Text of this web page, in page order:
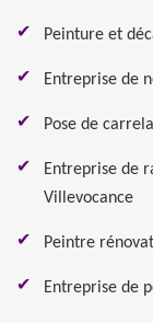
Peinture et
Entreprise de
Pose de
Entreprise de
Villevocance
Peintre
Entreprise de